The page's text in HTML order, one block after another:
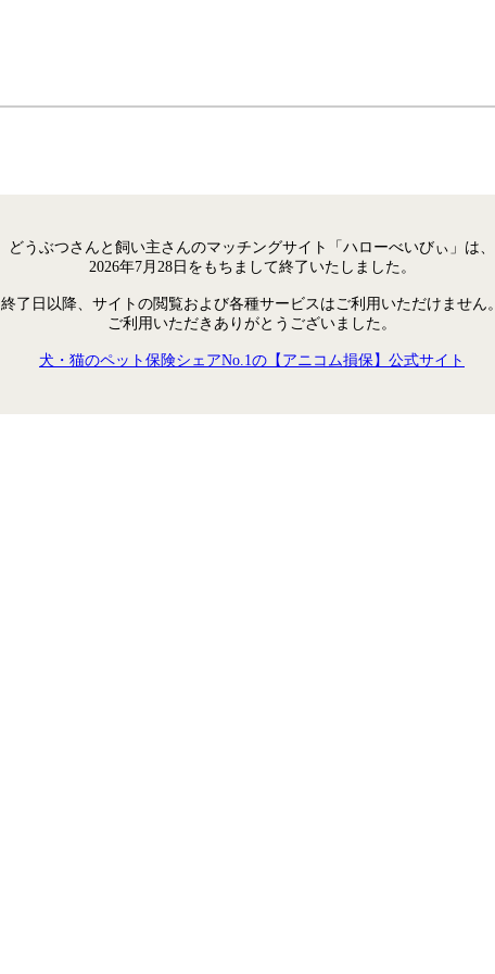
どうぶつさんと飼い主さんのマッチングサイト「ハローべいびぃ」は、
2026年7月28日をもちまして終了いたしました。
終了日以降、サイトの閲覧および各種サービスはご利用いただけません
ご利用いただきありがとうございました。
犬・猫のペット保険シェアNo.1の【アニコム損保】公式サイト